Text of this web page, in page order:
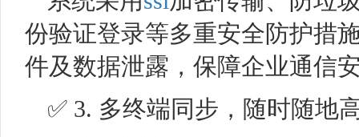
份验证登录等多重安全防护措
件及数据泄露，保障企业通信
✅ 3. 多终端同步，随时随地